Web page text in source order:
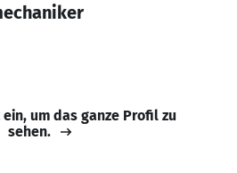
um das ganze Profil zu
sehen.